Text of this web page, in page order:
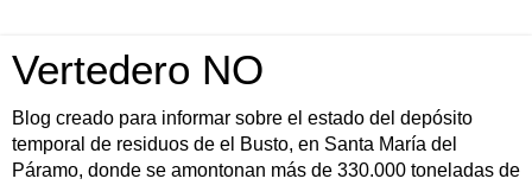
Vertedero NO
Blog creado para informar sobre el estado del depósito
temporal de residuos de el Busto, en Santa María del
Páramo, donde se amontonan más de 330.000 toneladas de